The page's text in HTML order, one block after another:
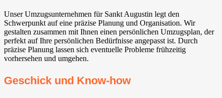
Unser Umzugsunternehmen für Sankt Augustin legt den
Schwerpunkt auf eine präzise Planung und Organisation. Wir
gestalten zusammen mit Ihnen einen persönlichen Umzugsplan, der
perfekt auf Ihre persönlichen Bedürfnisse angepasst ist. Durch
präzise Planung lassen sich eventuelle Probleme frühzeitig
vorhersehen und umgehen.
Geschick und Know-how